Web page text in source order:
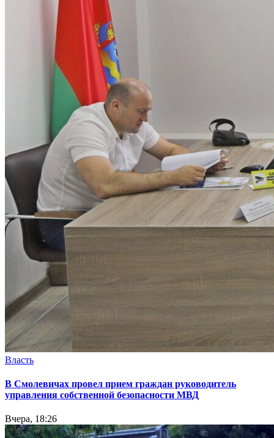
Власть
В Смолевичах провел прием граждан руководитель
управления собственной безопасности МВД
Вчера, 18:26